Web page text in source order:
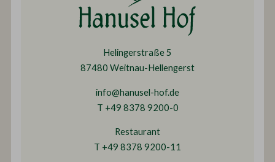
Helingerstraße 5
87480 Weitnau-Hellengerst
info@hanusel-hof.de
T +49 8378 9200-0
Restaurant
T +49 8378 9200-11